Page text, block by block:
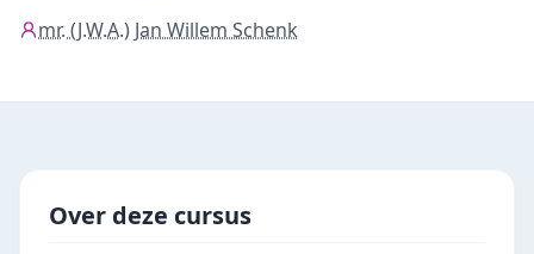
mr. (J.W.A.) Jan Willem Schenk
Over deze cursus